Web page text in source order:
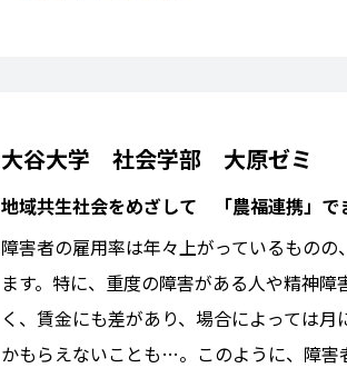
大谷大学 社会学部 大原ゼミ
地域共生社会をめざして 「農福連携」で
障害者の雇用率は年々上がっているものの
ます。特に、重度の障害がある人や精神障
く、賃金にも差があり、場合によっては
かもらえないことも…。このように、障害